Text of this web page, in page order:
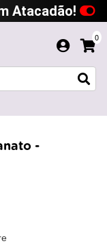
Atacadão!
0
-